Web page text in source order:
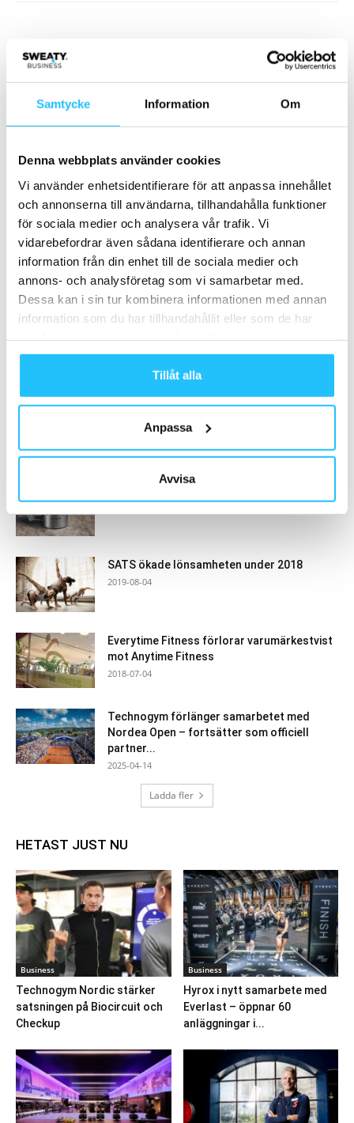
Samtycke Information Om
Denna webbplats använder cookies
Vi använder enhetsidentifierare för att anpassa innehållet
och annonserna till användarna, tillhandahålla funktioner
för sociala medier och analysera vår trafik. Vi
vidarebefordrar även sådana identifierare och annan
information från din enhet till de sociala medier och
annons- och analysföretag som vi samarbetar med.
Dessa kan i sin tur kombinera informationen med annan
information som du har tillhandahållit eller som de har
Tillåt alla
Anpassa
Avvisa
Relaterade artiklar Mer av samma författare
Business
Fuud ansöker om konkurs
Business
Pelle Sundström – ”Branschsurr och
trendspaning från London” – Sweaty
Business Podcast #106
Business
Foodbox lanseras på Nordic Wellness
- Annons -
MEST POPULÄRA
2023-08-22
SATS ökade lönsamheten under 2018
2019-08-04
Everytime Fitness förlorar varumärkestvist
mot Anytime Fitness
2018-07-04
Technogym förlänger samarbetet med
Nordea Open – fortsätter som officiell
partner...
2025-04-14
Ladda fler
HETAST JUST NU
Business
Technogym Nordic stärker
satsningen på Biocircuit och
Checkup
Business
Hyrox i nytt samarbete med
Everlast – öppnar 60
anläggningar i...